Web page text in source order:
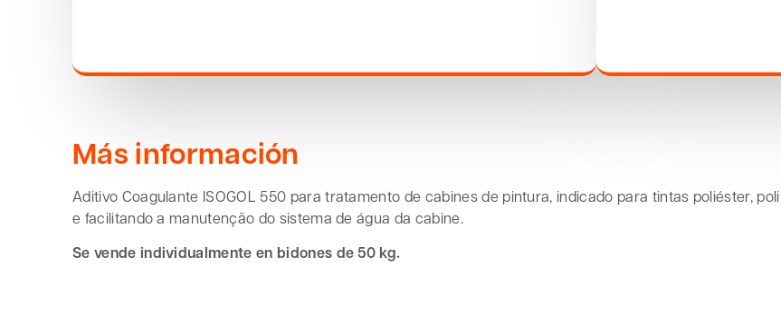
Más información
Aditivo Coagulante ISOGOL 550 para tratamento de cabines de pintura, indicado para tintas poliéster,
e facilitando a manutenção do sistema de água da cabine.
Se vende individualmente en bidones de 50 kg.